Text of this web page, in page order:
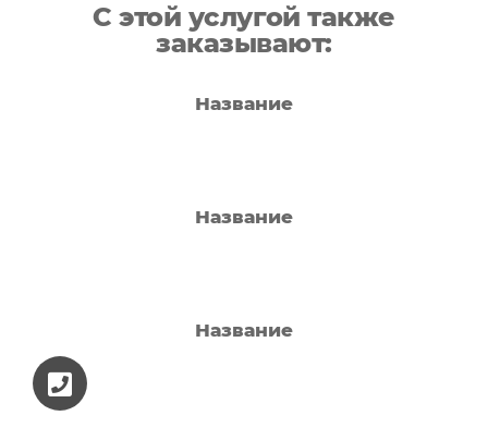
С этой услугой также
заказывают:
Название
Название
Название